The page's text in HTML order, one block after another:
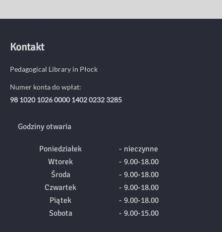
Kontakt
Pedagogical Library in Płock
Numer konta do wpłat:
98 1020 1026 0000 1402 0232 3285
Godziny otwaria
Poniedziałek
Wtorek
Środa
Czwartek
Piątek
Sobota
- nieczynne
- 9.00-18.00
- 9.00-18.00
- 9.00-18.00
- 9.00-18.00
- 9.00-15.00